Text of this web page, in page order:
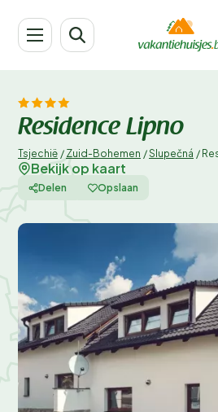
Residence Lipno
Tsjechië / Zuid-Bohemen /Slupečná /
Bekijk op kaart
Delen Opslaan